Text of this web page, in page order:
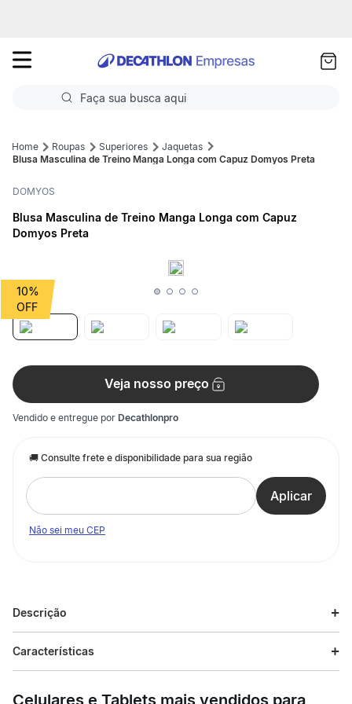
Faça sua busca aqui
3ºBasquete
Futebol Campo
Roupas Superiores
Jaquetas
Blusa Masculina de Treino Manga Longa com Capuz Domyos Preta
DOMYOS
Blusa Masculina de Treino Manga Longa com Capuz
Domyos Preta
10%
Veja nosso preço
Vendido e entregue por Decathlonpro
Não sei meu CEP
Descrição
O Blusão Masculino de Treino com Capuz Ml 510 Preto é a
performance com a tecnologia anti-odor e o conceito 360°, que
Características
Celulares e Tablets mais vendidos para